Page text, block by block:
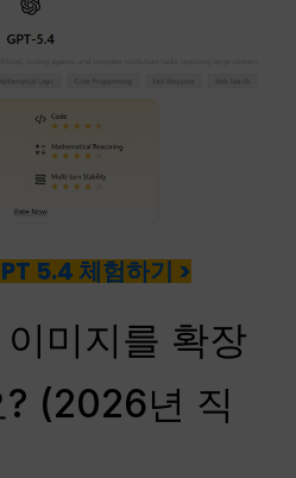
5.4 체험하기 >
미지를 확장
(2026년 직